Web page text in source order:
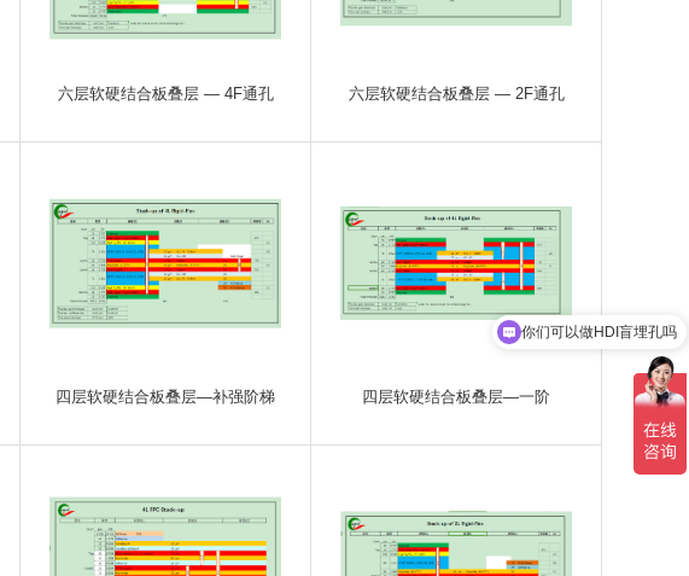
六层软硬结合板叠层 — 4F通孔 六层软硬结合板叠层 — 2F通孔
四层软硬结合板叠层—补强阶梯 四层软硬结合板叠层—一阶
你们可以做HDI盲埋孔吗